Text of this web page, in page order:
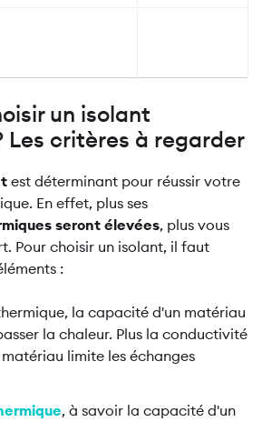
un isolant
Les critères à regarder
est déterminant pour réussir votre
En effet, plus ses
seront élevées, plus vous
Pour choisir un isolant, il faut
:
la capacité d'un matériau
la chaleur. Plus la conductivité
limite les échanges
, à savoir la capacité d'un